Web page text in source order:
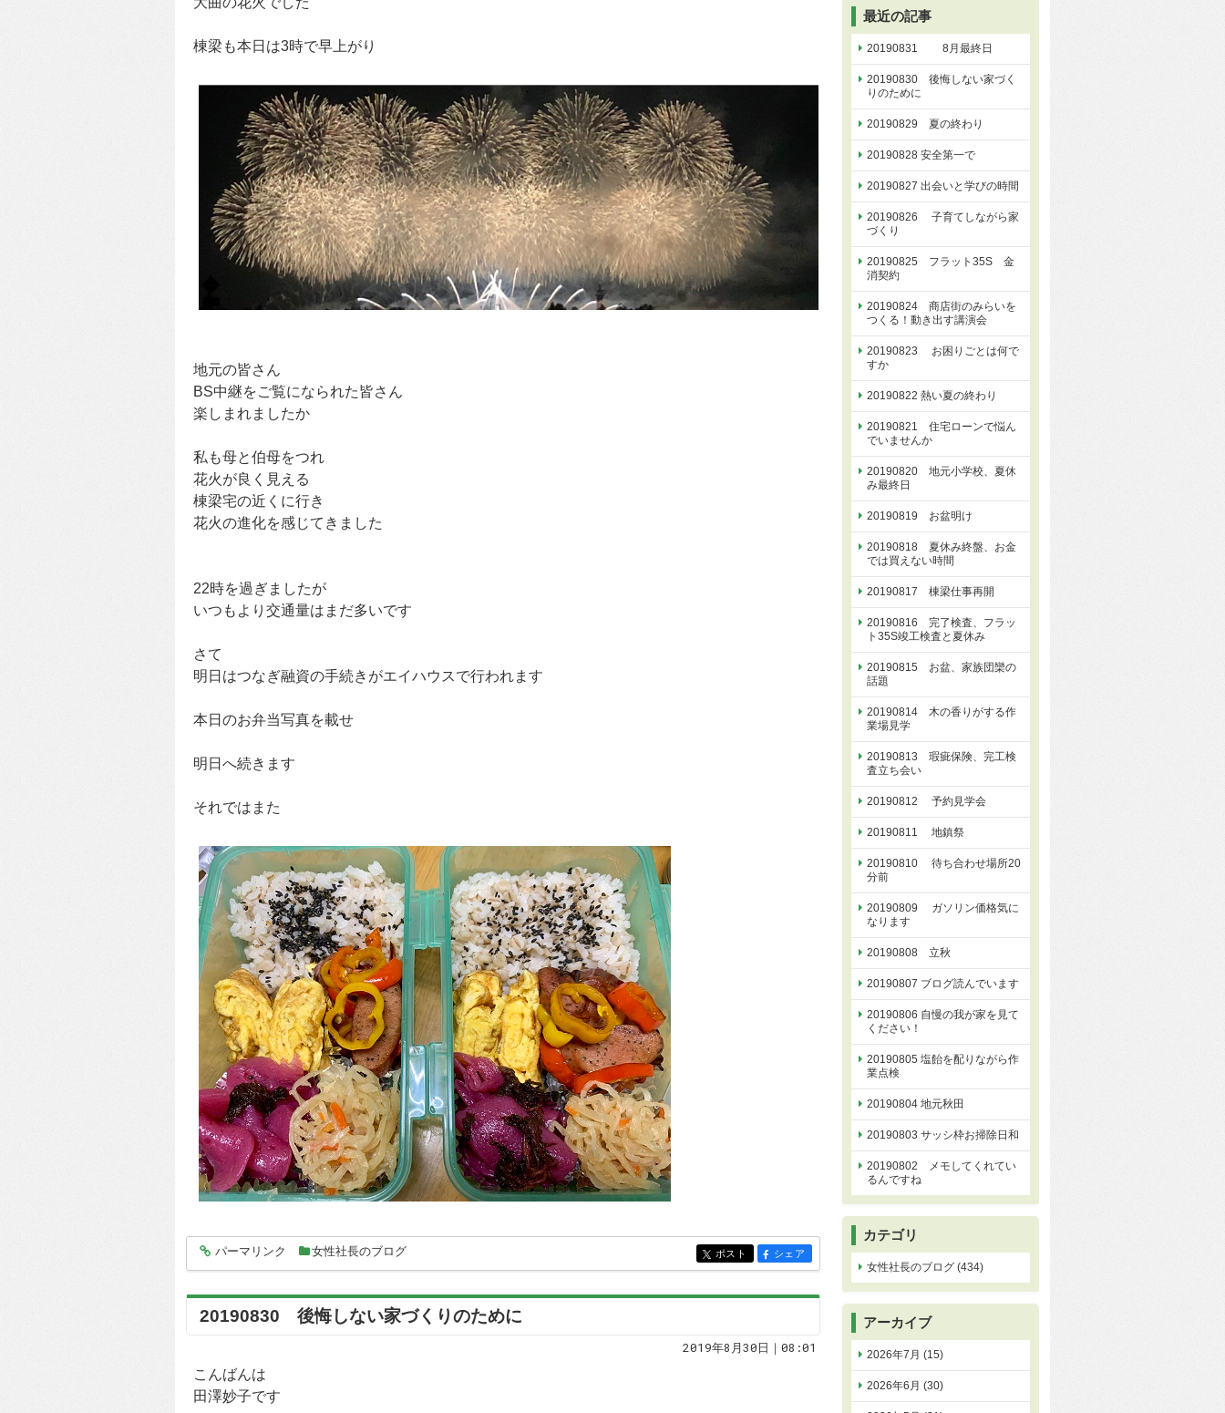
棟梁も本日は3時で早上がり
地元の皆さん
BS中継をご覧になられた皆さん
楽しまれましたか
私も母と伯母をつれ
花火が良く見える
棟梁宅の近くに行き
花火の進化を感じてきました
22時を過ぎましたが
いつもより交通量はまだ多いです
さて
明日はつなぎ融資の手続きがエイハウスで行われます
本日のお弁当写真を載せ
明日へ続きます
それではまた
entry5630
パーマリンク 女性社長のブログ entry5630
ポスト entry5630
シェア
20190830 後悔しない家づくりのために
2019年8月30日｜08:01
こんばんは
田澤妙子です
最近の記事
20190831 8月最終日
20190830 後悔しない家づく
りのために
20190829 夏の終わり
20190828 安全第一で
20190827 出会いと学びの時間
20190826 子育てしながら家
づくり
20190825 フラット35S 金
消契約
20190824 商店街のみらいを
つくる！動き出す講演会
20190823 お困りごとは何で
すか
20190822 熱い夏の終わり
20190821 住宅ローンで悩ん
でいませんか
20190820 地元小学校、夏休
み最終日
20190819 お盆明け
20190818 夏休み終盤、お金
では買えない時間
20190817 棟梁仕事再開
20190816 完了検査、フラッ
ト35S竣工検査と夏休み
20190815 お盆、家族団欒の
話題
20190814 木の香りがする作
業場見学
20190813 瑕疵保険、完工検
査立ち会い
20190812 予約見学会
20190811 地鎮祭
20190810 待ち合わせ場所20
分前
20190809 ガソリン価格気に
なります
20190808 立秋
20190807 ブログ読んでいます
20190806 自慢の我が家を見て
ください！
20190805 塩飴を配りながら作
業点検
20190804 地元秋田
20190803 サッシ枠お掃除日和
20190802 メモしてくれてい
るんですね
カテゴリ
女性社長のブログ (434)
アーカイブ
2026年7月 (15)
2026年6月 (30)